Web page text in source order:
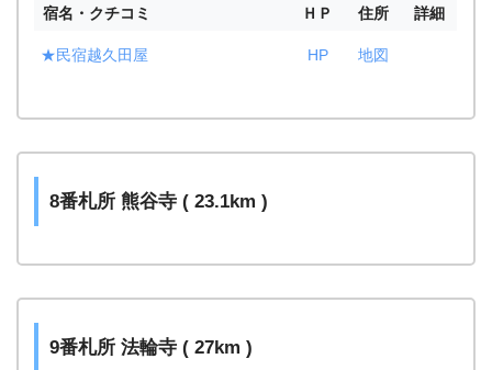
宿名・クチコミ ＨＰ 住所 詳細
★民宿越久田屋 HP 地図
8番札所 熊谷寺 ( 23.1km )
9番札所 法輪寺 ( 27km )